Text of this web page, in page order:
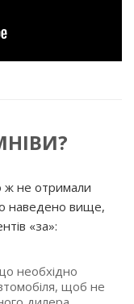
ж не отримали
наведено вище,
«за»:
необхідно
щоб не